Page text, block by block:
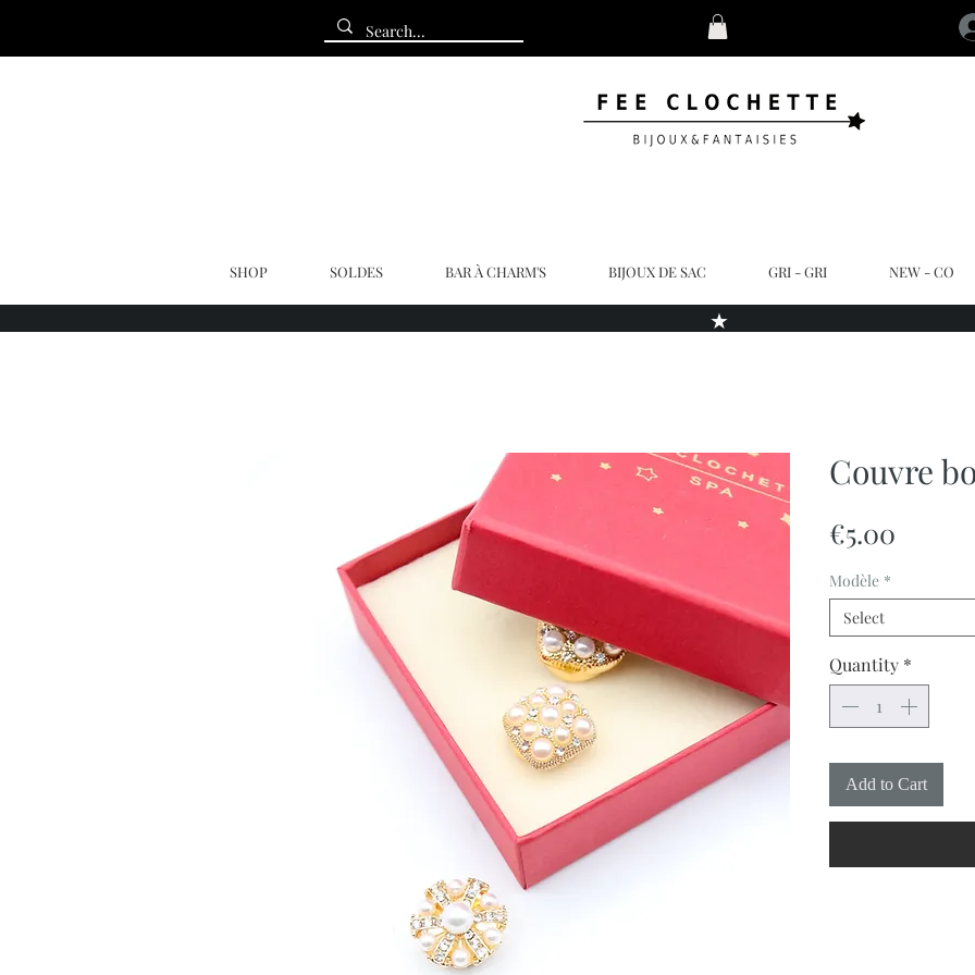
SHOP SOLDES BAR À CHARM'S BIJOUX DE SAC GRI - GRI NEW - CO
Couvre
€5.00
Modèle *
Select
Quantity *
Add to Cart
★